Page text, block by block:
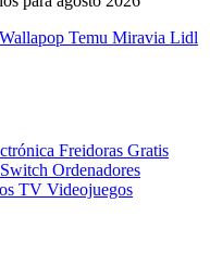
Wallapop Temu Miravia Lidl
Freidoras Gratis
Ordenadores
TV Videojuegos